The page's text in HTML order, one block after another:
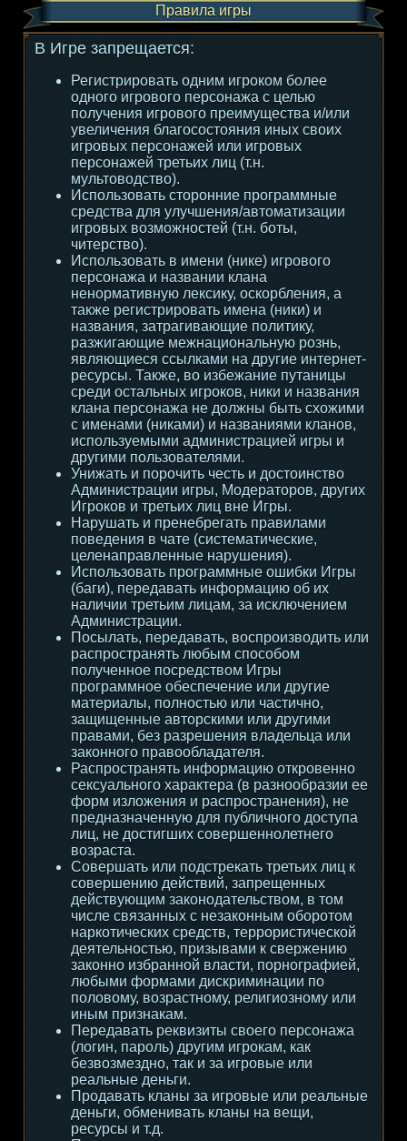
Правила игры
В Игре запрещается:
Регистрировать одним игроком более
одного игрового персонажа с целью
получения игрового преимущества и/или
увеличения благосостояния иных своих
игровых персонажей или игровых
персонажей третьих лиц (т.н.
мультоводство).
Использовать сторонние программные
средства для улучшения/автоматизации
игровых возможностей (т.н. боты,
читерство).
Использовать в имени (нике) игрового
персонажа и названии клана
ненормативную лексику, оскорбления, а
также регистрировать имена (ники) и
названия, затрагивающие политику,
разжигающие межнациональную рознь,
являющиеся ссылками на другие интернет-
ресурсы. Также, во избежание путаницы
среди остальных игроков, ники и названия
клана персонажа не должны быть схожими
с именами (никами) и названиями кланов,
используемыми администрацией игры и
другими пользователями.
Унижать и порочить честь и достоинство
Администрации игры, Модераторов, других
Игроков и третьих лиц вне Игры.
Нарушать и пренебрегать правилами
поведения в чате (систематические,
целенаправленные нарушения).
Использовать программные ошибки Игры
(баги), передавать информацию об их
наличии третьим лицам, за исключением
Администрации.
Посылать, передавать, воспроизводить или
распространять любым способом
полученное посредством Игры
программное обеспечение или другие
материалы, полностью или частично,
защищенные авторскими или другими
правами, без разрешения владельца или
законного правообладателя.
Распространять информацию откровенно
сексуального характера (в разнообразии ее
форм изложения и распространения), не
предназначенную для публичного доступа
лиц, не достигших совершеннолетнего
возраста.
Совершать или подстрекать третьих лиц к
совершению действий, запрещенных
действующим законодательством, в том
числе связанных с незаконным оборотом
наркотических средств, террористической
деятельностью, призывами к свержению
законно избранной власти, порнографией,
любыми формами дискриминации по
половому, возрастному, религиозному или
иным признакам.
Передавать реквизиты своего персонажа
(логин, пароль) другим игрокам, как
безвозмездно, так и за игровые или
реальные деньги.
Продавать кланы за игровые или реальные
деньги, обменивать кланы на вещи,
ресурсы и т.д.